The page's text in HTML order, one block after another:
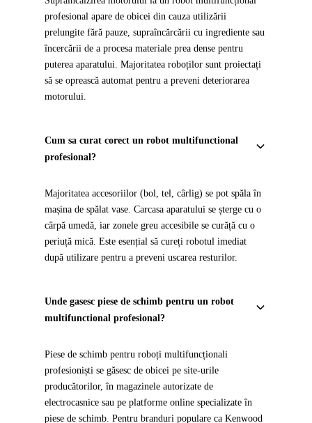
profesional apare de obicei din cauza utilizării
prelungite fără pauze, supraîncărcării cu ingrediente sau
încercării de a procesa materiale prea dense pentru
puterea aparatului. Majoritatea roboților sunt proiectați
să se oprească automat pentru a preveni deteriorarea
motorului.
Cum sa curat corect un robot multifunctional
profesional?
Majoritatea accesoriilor (bol, tel, cârlig) se pot spăla în
mașina de spălat vase. Carcasa aparatului se șterge cu o
cârpă umedă, iar zonele greu accesibile se curăță cu o
periuță mică. Este esențial să cureți robotul imediat
după utilizare pentru a preveni uscarea resturilor.
Unde gasesc piese de schimb pentru un robot
multifunctional profesional?
Piese de schimb pentru roboți multifuncționali
profesioniști se găsesc de obicei pe site-urile
producătorilor, în magazinele autorizate de
electrocasnice sau pe platforme online specializate în
piese de schimb. Pentru branduri populare ca Kenwood